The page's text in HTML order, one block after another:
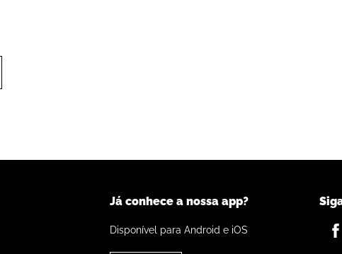
Já conhece a nossa app?
Disponível para Android e iOS